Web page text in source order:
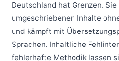
Deutschland hat Grenzen.
umgeschriebenen Inhalte
und kämpft mit
Sprachen. Inhaltliche
fehlerhafte Methodik lassen